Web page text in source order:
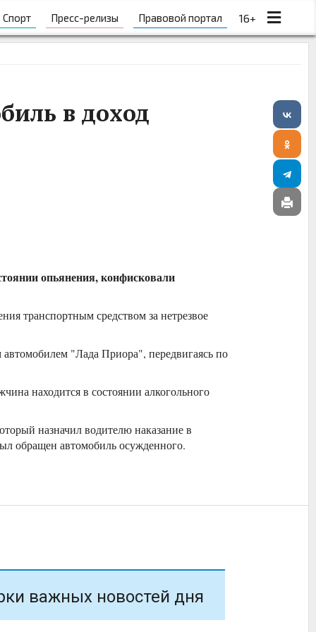
Спорт Пресс-релизы Правовой портал 16+
в доход
опьянения, конфисковали
транспортным средством за нетрезвое
"Лада Приора", передвигаясь по
находится в состоянии алкогольного
назначил водителю наказание в
обращен автомобиль осужденного.
важных новостей дня